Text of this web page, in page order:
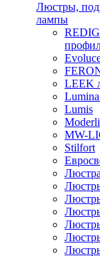
Люстры,
лампы
LEEK
Lumis
Moderli
MW-
Stilfort